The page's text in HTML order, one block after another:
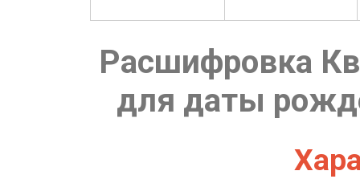
Расшифровка
для даты